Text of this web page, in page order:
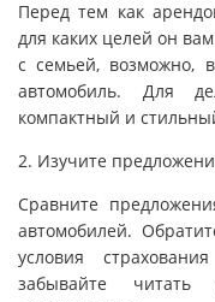
Перед тем как
для каких целей он
с семьей, возможно,
автомобиль. Для
компактный и
2. Изучите
Сравните
автомобилей.
условия
забывайте